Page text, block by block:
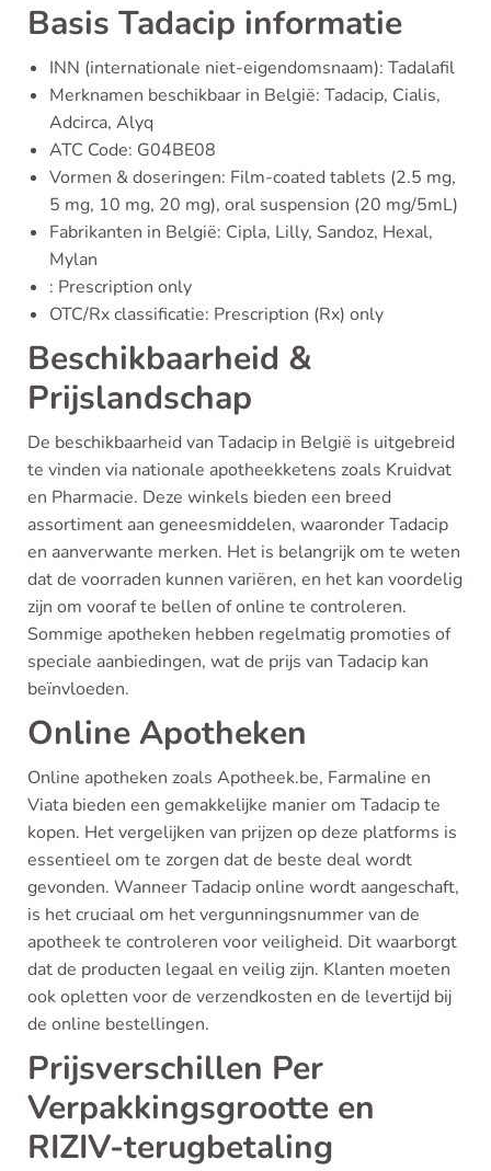
Basis Tadacip informatie
INN (internationale niet-eigendomsnaam): Tadalafil
Merknamen beschikbaar in België: Tadacip, Cialis,
Adcirca, Alyq
ATC Code: G04BE08
Vormen & doseringen: Film-coated tablets (2.5 mg,
5 mg, 10 mg, 20 mg), oral suspension (20 mg/5mL)
Fabrikanten in België: Cipla, Lilly, Sandoz, Hexal,
Mylan
: Prescription only
OTC/Rx classificatie: Prescription (Rx) only
Beschikbaarheid &
Prijslandschap
De beschikbaarheid van Tadacip in België is uitgebreid
te vinden via nationale apotheekketens zoals Kruidvat
en Pharmacie. Deze winkels bieden een breed
assortiment aan geneesmiddelen, waaronder Tadacip
en aanverwante merken. Het is belangrijk om te weten
dat de voorraden kunnen variëren, en het kan voordelig
zijn om vooraf te bellen of online te controleren.
Sommige apotheken hebben regelmatig promoties of
speciale aanbiedingen, wat de prijs van Tadacip kan
beïnvloeden.
Online Apotheken
Online apotheken zoals Apotheek.be, Farmaline en
Viata bieden een gemakkelijke manier om Tadacip te
kopen. Het vergelijken van prijzen op deze platforms is
essentieel om te zorgen dat de beste deal wordt
gevonden. Wanneer Tadacip online wordt aangeschaft,
is het cruciaal om het vergunningsnummer van de
apotheek te controleren voor veiligheid. Dit waarborgt
dat de producten legaal en veilig zijn. Klanten moeten
ook opletten voor de verzendkosten en de levertijd bij
de online bestellingen.
Prijsverschillen Per
Verpakkingsgrootte en
RIZIV-terugbetaling